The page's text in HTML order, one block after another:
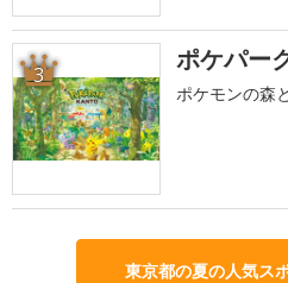
3 ポケパー
ポケモンの森
東京都の夏の人気ス